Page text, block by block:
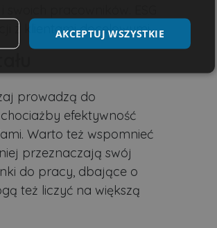
z klientami docelowymi.
prowadzą do
chociażby efektywność
Warto też wspomnieć
przeznaczają swój
do pracy, dbające o
też liczyć na większą
AKCEPTUJ WSZYSTKIE
Niesklasyfikowane
Niesklasyfikowane
takich jak logowanie użytkownika i
strony internetowej.